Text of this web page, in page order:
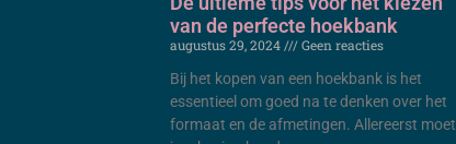
van de perfecte hoekbank
augustus 29, 2024
Geen reacties
Bij het kopen van een hoekbank is het
essentieel om goed na te denken over het
formaat en de afmetingen. Allereerst moet